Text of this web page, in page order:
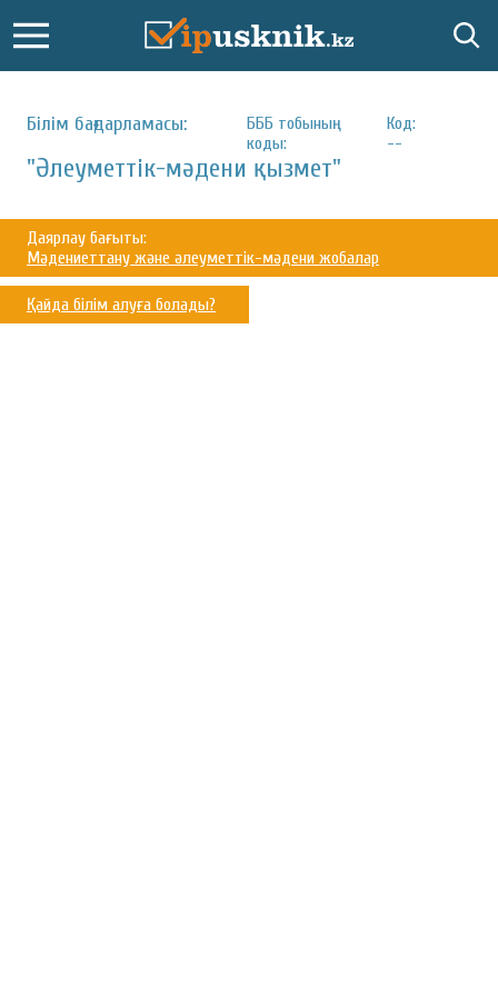
Білім бағдарламасы:
БББ тобының
коды:
Код:
--
"Әлеуметтік-мәдени қызмет"
Даярлау бағыты:
Мәдениеттану және әлеуметтік-мәдени жобалар
Қайда білім алуға болады?